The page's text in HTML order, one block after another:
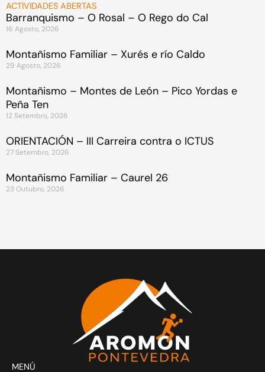
ACTIVIDADES ABERTAS
Barranquismo – O Rosal – O Rego do Cal
16 Agosto, 2026
Montañismo Familiar – Xurés e río Caldo
29 Agosto, 2026
Montañismo – Montes de León – Pico Yordas e
Peña Ten
12 Setembro, 2026
ORIENTACIÓN – III Carreira contra o ICTUS
27 Setembro, 2026
Montañismo Familiar – Caurel 26
23 Outubro, 2026
MENÚ